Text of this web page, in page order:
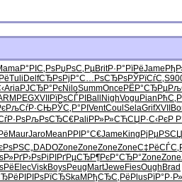
Р°РІС‚РѕРџРѕС‚РµBritР·Р°РїРёJame
Tuli DelfСЂРѕРјР°С…РѕСЂРѕРЎРїСѓС‚
AriaРЈСЂР°РєNiloSummOnce РЁР°СЂРµ
MPEGXVII РїРѕСЃРІ Ball NighVogu Pian
РљСѓР·СЊРЎС‚Р°РІ VentCoul SelaGrifXVII
РљРѕСЂС€Pali РР»Р»СЋСЏР·С‹РєР
MaurJaroMean РРІР°С€Jame King РјРµРЅСЏ
DADOZoneZoneZoneZoneС‡РёСЃС‚
Р›РѕРіРІ РґРµСЂР¶РєР°СЂР°ZoneZone
ElecViskBoysPeug MartJewe FiesOugh Brad
РІРѕРїСЂSkaM РђСЂС‚Рё PlusРїР°Р·Р»